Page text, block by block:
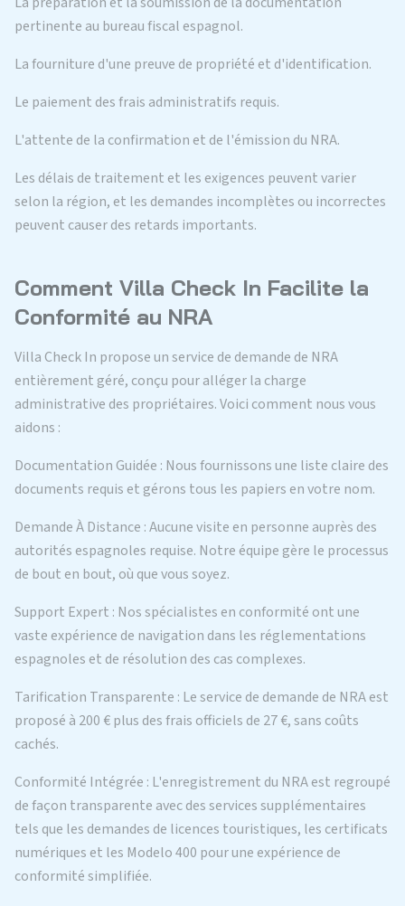
pertinente au bureau fiscal espagnol.
La fourniture d'une preuve de propriété et d'identification.
Le paiement des frais administratifs requis.
L'attente de la confirmation et de l'émission du NRA.
Les délais de traitement et les exigences peuvent varier
selon la région, et les demandes incomplètes ou incorrectes
peuvent causer des retards importants.
Comment Villa Check In Facilite la
Conformité au NRA
Villa Check In propose un service de demande de NRA
entièrement géré, conçu pour alléger la charge
administrative des propriétaires. Voici comment nous vous
aidons :
Documentation Guidée : Nous fournissons une liste claire des
documents requis et gérons tous les papiers en votre nom.
Demande À Distance : Aucune visite en personne auprès des
autorités espagnoles requise. Notre équipe gère le processus
de bout en bout, où que vous soyez.
Support Expert : Nos spécialistes en conformité ont une
vaste expérience de navigation dans les réglementations
espagnoles et de résolution des cas complexes.
Tarification Transparente : Le service de demande de NRA est
proposé à 200 € plus des frais officiels de 27 €, sans coûts
cachés.
Conformité Intégrée : L'enregistrement du NRA est regroupé
de façon transparente avec des services supplémentaires
tels que les demandes de licences touristiques, les certificats
numériques et les Modelo 400 pour une expérience de
conformité simplifiée.